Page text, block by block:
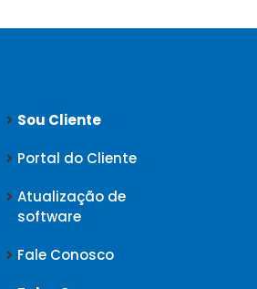
Sou Cliente
Portal do Cliente
Atualização de
software
Fale Conosco